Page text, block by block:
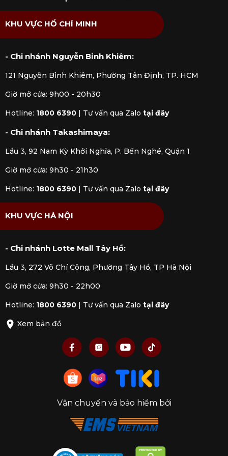
2. Thiết kế đặc trưng của sản phẩm
Kilner
Các sản phẩmKilnercó thiết kế đặc trưng cùng
bền bỉ, góp phần tạo nên điểm nhấn độc đáo cho
gian bếp. Chúng đều được làm từ chất liệu thuỷ
nghiệm tinh tế và bắt mắt, tiện dụng nhất có thể.
toàn cho sức khỏe người sử dụng.
Thiết kế đặc trưng của hũ thủy tinh Kilner
Được tạo ra với mục đích sử dụng lâu dài và nói
không với sản phẩm sử dụng một lần, do đó, tính
muốn giảm việc sử dụng đồ nhựa bằng cách
bếp bền vững, đặt môi trường lên hàng đầu.
KHU VỰC HỒ CHÍ MINH
- Chi nhánh Nguyễn Bỉnh Khiêm:
121 Nguyễn Bỉnh Khiêm, Phường Tân Định, TP. HCM
Giờ mở cửa: 9h00 - 20h30
Hotline: 1800 6390 | Tư vấn qua Zalo tại đây
- Chi nhánh Takashimaya:
Lầu 3, 92 Nam Kỳ Khởi Nghĩa, P. Bến Nghé, Quận 1
Giờ mở cửa: 9h30 - 21h30
Hotline: 1800 6390 | Tư vấn qua Zalo tại đây
KHU VỰC HÀ NỘI
- Chi nhánh Lotte Mall Tây Hồ:
Lầu 3, 272 Võ Chí Công, Phường Tây Hồ, TP Hà Nội
Giờ mở cửa: 9h30 - 22h00
Hotline: 1800 6390 | Tư vấn qua Zalo tại đây
Xem bản đồ
Vận chuyển và bảo hiểm bởi